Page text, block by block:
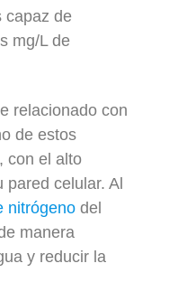
capaz de
mg/L de
relacionado con
de estos
con el alto
pared celular. Al
nitrógenodel
manera
y reducir la